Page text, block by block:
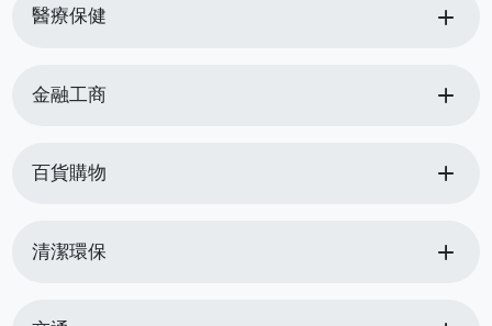
醫療保健 add
金融工商 add
百貨購物 add
清潔環保 add